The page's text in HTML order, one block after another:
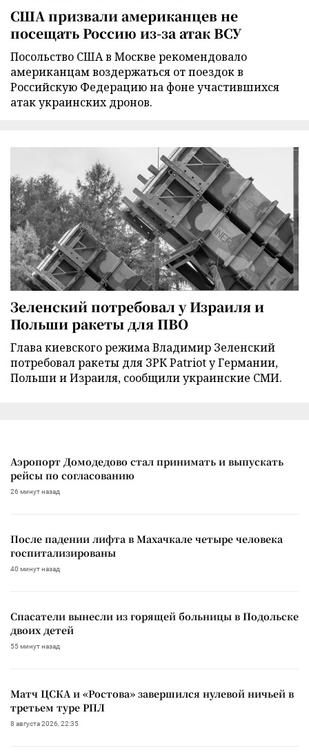
США призвали американцев не
посещать Россию из-за атак ВСУ
Посольство США в Москве рекомендовало
американцам воздержаться от поездок в
Российскую Федерацию на фоне участившихся
атак украинских дронов.
Зеленский потребовал у Израиля и
Польши ракеты для ПВО
Глава киевского режима Владимир Зеленский
потребовал ракеты для ЗРК Patriot у Германии,
Польши и Израиля, сообщили украинские СМИ.
Аэропорт Домодедово стал принимать и выпускать
рейсы по согласованию
26 минут назад
После падении лифта в Махачкале четыре человека
госпитализированы
40 минут назад
Спасатели вынесли из горящей больницы в Подольске
двоих детей
55 минут назад
Матч ЦСКА и «Ростова» завершился нулевой ничьей в
третьем туре РПЛ
8 августа 2026, 22:35